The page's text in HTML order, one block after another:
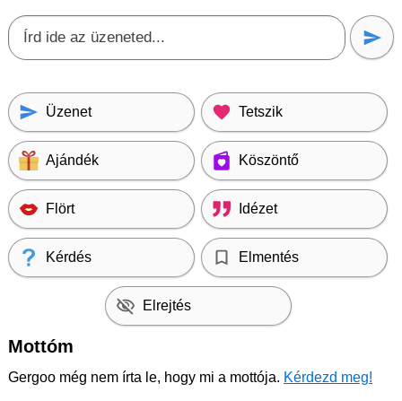
Üzenet Tetszik
Ajándék Köszöntő
Flört Idézet
Kérdés Elmentés
Elrejtés
Mottóm
Gergoo még nem írta le, hogy mi a mottója. Kérdezd meg!